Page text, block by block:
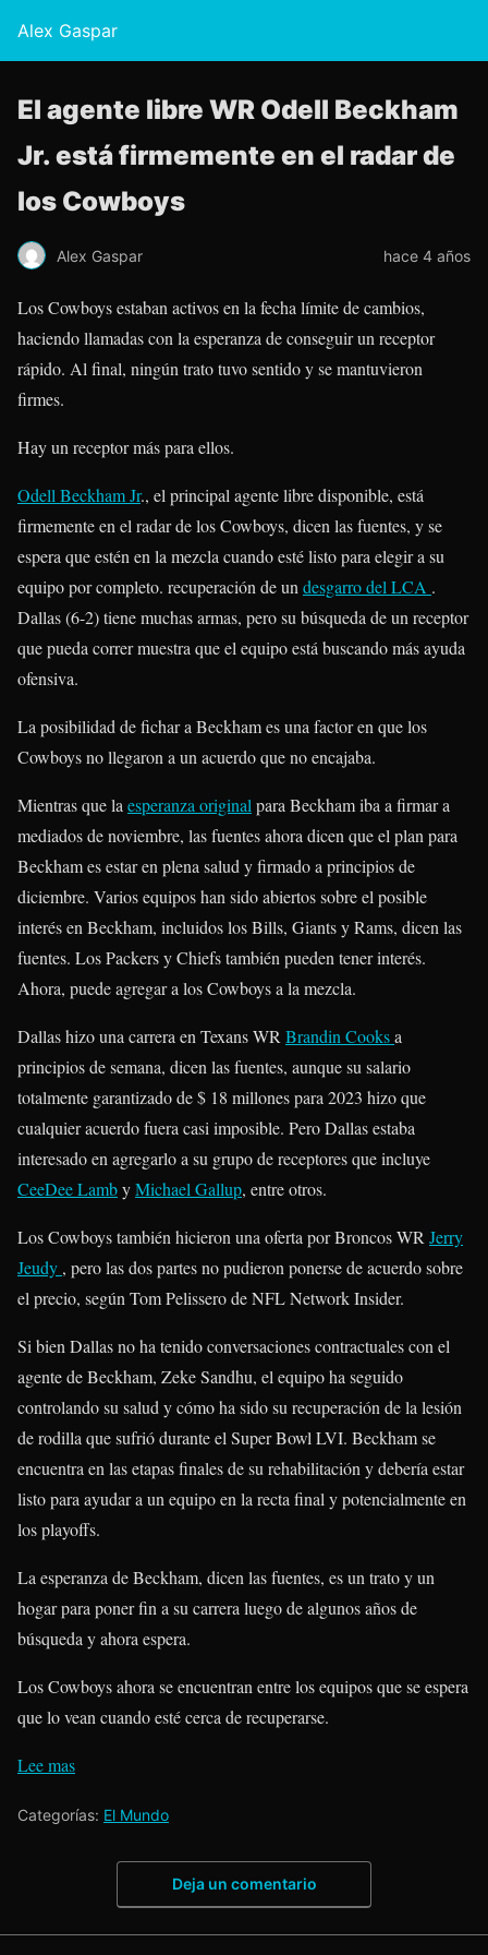
Alex Gaspar
El agente libre WR Odell Beckham
Jr. está firmemente en el radar de
los Cowboys
Alex Gaspar hace 4 años
Los Cowboys estaban activos en la fecha límite de cambios,
haciendo llamadas con la esperanza de conseguir un receptor
rápido. Al final, ningún trato tuvo sentido y se mantuvieron
firmes.
Hay un receptor más para ellos.
Odell Beckham Jr., el principal agente libre disponible, está
firmemente en el radar de los Cowboys, dicen las fuentes, y se
espera que estén en la mezcla cuando esté listo para elegir a su
equipo por completo. recuperación de un desgarro del LCA .
Dallas (6-2) tiene muchas armas, pero su búsqueda de un receptor
que pueda correr muestra que el equipo está buscando más ayuda
ofensiva.
La posibilidad de fichar a Beckham es una factor en que los
Cowboys no llegaron a un acuerdo que no encajaba.
Mientras que la esperanza original para Beckham iba a firmar a
mediados de noviembre, las fuentes ahora dicen que el plan para
Beckham es estar en plena salud y firmado a principios de
diciembre. Varios equipos han sido abiertos sobre el posible
interés en Beckham, incluidos los Bills, Giants y Rams, dicen las
fuentes. Los Packers y Chiefs también pueden tener interés.
Ahora, puede agregar a los Cowboys a la mezcla.
Dallas hizo una carrera en Texans WR Brandin Cooksa
principios de semana, dicen las fuentes, aunque su salario
totalmente garantizado de $ 18 millones para 2023 hizo que
cualquier acuerdo fuera casi imposible. Pero Dallas estaba
interesado en agregarlo a su grupo de receptores que incluye
CeeDee LambyMichael Gallup, entre otros.
Los Cowboys también hicieron una oferta por Broncos WR Jerry
Jeudy , pero las dos partes no pudieron ponerse de acuerdo sobre
el precio, según Tom Pelissero de NFL Network Insider.
Si bien Dallas no ha tenido conversaciones contractuales con el
agente de Beckham, Zeke Sandhu, el equipo ha seguido
controlando su salud y cómo ha sido su recuperación de la lesión
de rodilla que sufrió durante el Super Bowl LVI. Beckham se
encuentra en las etapas finales de su rehabilitación y debería estar
listo para ayudar a un equipo en la recta final y potencialmente en
los playoffs.
La esperanza de Beckham, dicen las fuentes, es un trato y un
hogar para poner fin a su carrera luego de algunos años de
búsqueda y ahora espera.
Los Cowboys ahora se encuentran entre los equipos que se espera
que lo vean cuando esté cerca de recuperarse.
Lee mas
Categorías: El Mundo
Deja un comentario